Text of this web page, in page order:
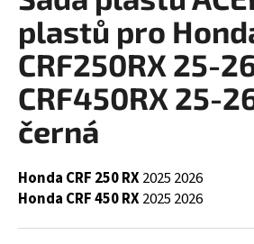
5
hvězdiček.
plastů pro
CRF250RX 25-
CRF450RX 25-
černá
Honda CRF 250 RX2025 2026
Honda CRF 450 RX2025 2026
a
j
í
t
?
HLEDAT